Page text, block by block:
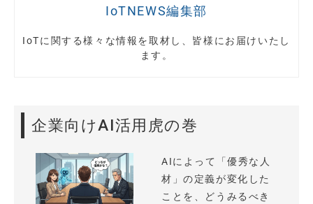
IoTNEWS編集部
IoTに関する様々な情報を取材し、皆様にお届けいたし
ます。
企業向けAI活用虎の巻
AIによって「優秀な人
材」の定義が変化した
ことを、どうみるべき